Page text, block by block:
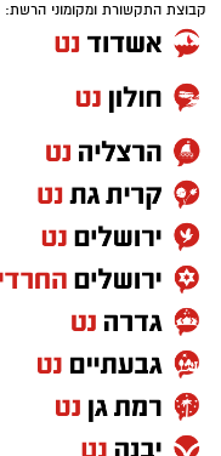
קבוצת התקשורת ומקומוני הרשת: